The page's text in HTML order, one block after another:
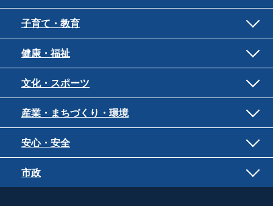
子育て・教育
健康・福祉
文化・スポーツ
産業・まちづくり・環境
安心・安全
市政